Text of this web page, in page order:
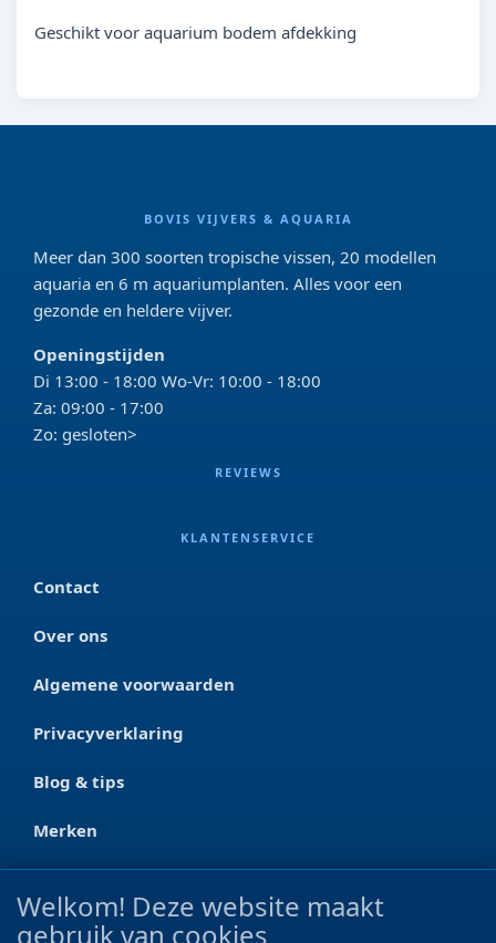
Geschikt voor aquarium bodem afdekking
BOVIS VIJVERS & AQUARIA
Meer dan 300 soorten tropische vissen, 20 modellen
aquaria en 6 m aquariumplanten. Alles voor een
gezonde en heldere vijver.
Openingstijden
Di 13:00 - 18:00 Wo-Vr: 10:00 - 18:00
Za: 09:00 - 17:00
Zo: gesloten>
REVIEWS
KLANTENSERVICE
Contact
Over ons
Algemene voorwaarden
Privacyverklaring
Blog & tips
Merken
CONTACT
Ootmarsumseweg 125a
Welkom! Deze website maakt
gebruik van cookies